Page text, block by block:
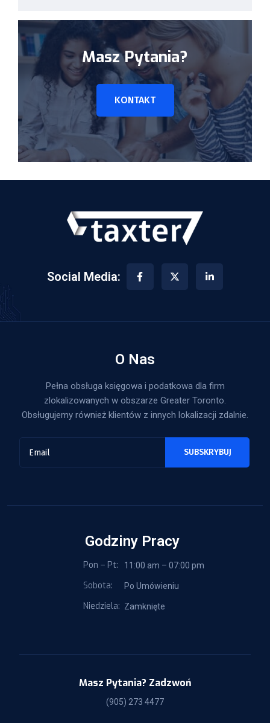
Masz Pytania?
KONTAKT
Social Media:
O Nas
Pełna obsługa księgowa i podatkowa dla firm
zlokalizowanych w obszarze Greater Toronto.
Obsługujemy również klientów z innych lokalizacji zdalnie.
Godziny Pracy
Pon – Pt: 11:00 am – 07:00 pm
Sobota: Po Umówieniu
Niedziela: Zamknięte
Masz Pytania? Zadzwoń
(905) 273 4477